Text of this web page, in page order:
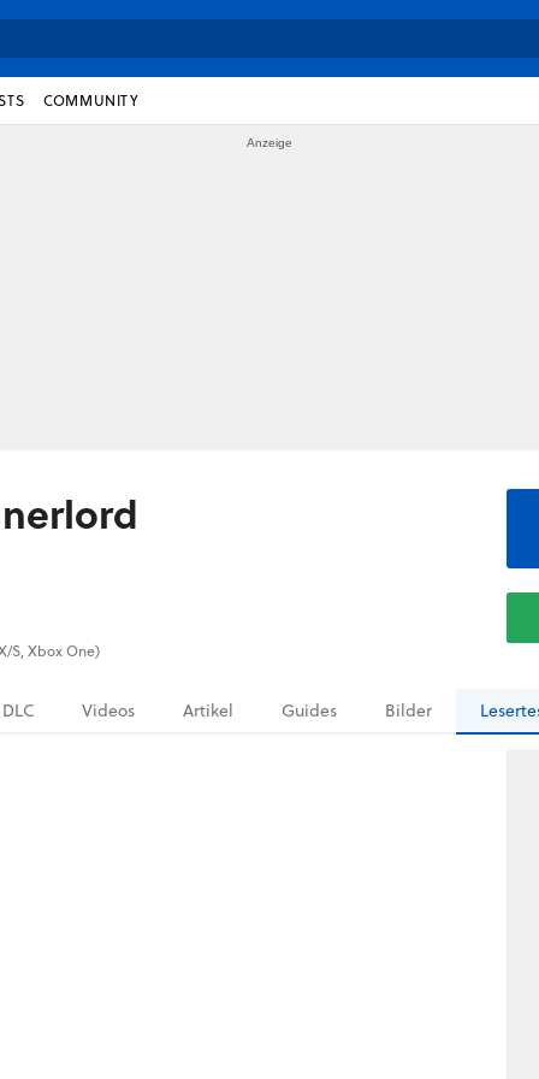
COMMUNITY
S, Xbox One)
DLC Videos Artikel Guides Bilder